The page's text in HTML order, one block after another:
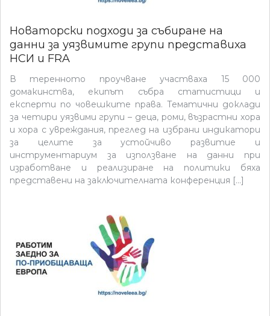
Новаторски подходи за събиране на
данни за уязвимите групи представиха
НСИ и FRA
В теренното проучване участваха 15 000
домакинства, екипът събра статистици и
експерти по човешките права. Тематични доклади
за четири уязвими групи – деца, роми, възрастни хора
и хора с увреждания, преглед на избрани индикатори
за целите за устойчиво развитие и
инструментариум за използване на данни при
изработване и реализиране на политики бяха
представени на заключителната конференция […]